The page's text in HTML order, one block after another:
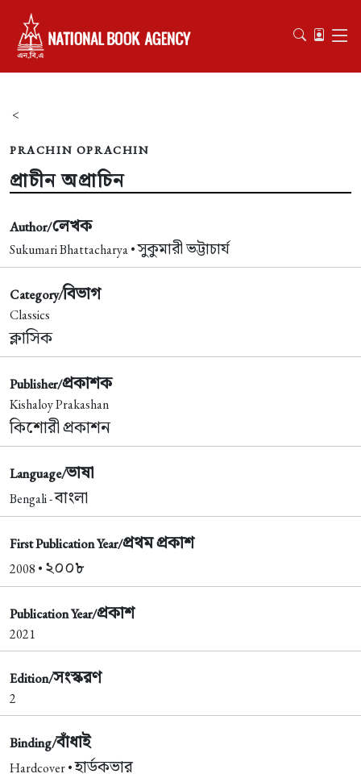
<
PRACHIN OPRACHIN
প্রাচীন অপ্রাচিন
Author/লেখক
Sukumari Bhattacharya •সুকুমারী ভট্টাচার্য
Category/বিভাগ
Classics
ক্লাসিক
Publisher/প্রকাশক
Kishaloy Prakashan
কিশোরী প্রকাশন
Language/ভাষা
Bengali -বাংলা
First Publication Year/প্রথম প্রকাশ
2008 • ২০০৮
Publication Year/প্রকাশ
2021
Edition/সংস্করণ
2
Binding/বাঁধাই
Hardcover •হার্ডকভার